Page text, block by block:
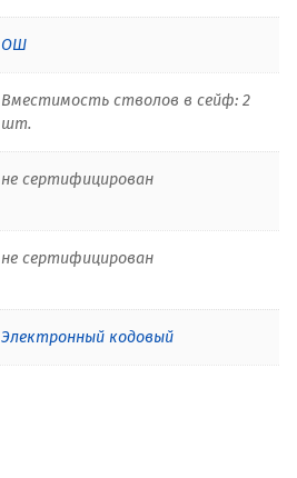
ОШ
Вместимость стволов в сейф: 2
шт.
не сертифицирован
не сертифицирован
Электронный кодовый